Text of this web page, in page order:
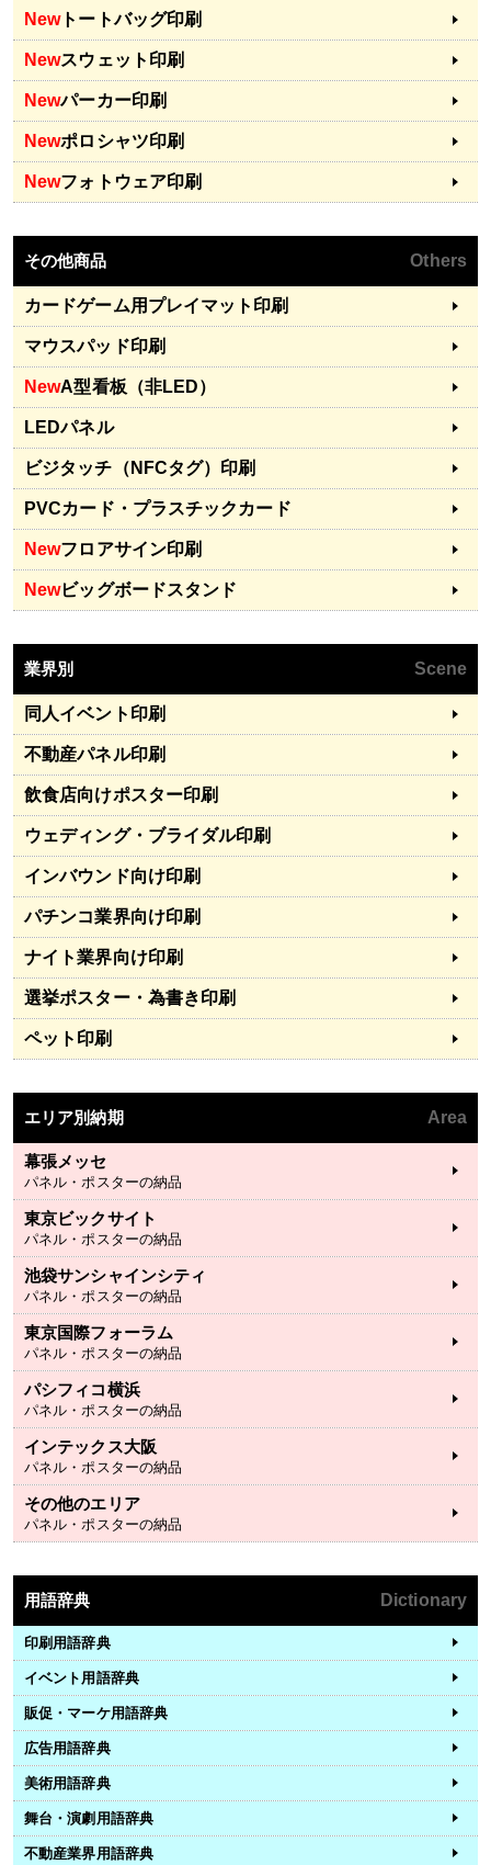
Newトートバッグ印刷
Newスウェット印刷
Newパーカー印刷
Newポロシャツ印刷
Newフォトウェア印刷
その他商品 Others
カードゲーム用プレイマット印刷
マウスパッド印刷
NewA型看板（非LED）
LEDパネル
ビジタッチ（NFCタグ）印刷
PVCカード・プラスチックカード
Newフロアサイン印刷
Newビッグボードスタンド
業界別 Scene
同人イベント印刷
不動産パネル印刷
飲食店向けポスター印刷
ウェディング・ブライダル印刷
インバウンド向け印刷
パチンコ業界向け印刷
ナイト業界向け印刷
選挙ポスター・為書き印刷
ペット印刷
エリア別納期 Area
幕張メッセ
パネル・ポスターの納品
東京ビックサイト
パネル・ポスターの納品
池袋サンシャインシティ
パネル・ポスターの納品
東京国際フォーラム
パネル・ポスターの納品
パシフィコ横浜
パネル・ポスターの納品
インテックス大阪
パネル・ポスターの納品
その他のエリア
パネル・ポスターの納品
用語辞典 Dictionary
印刷用語辞典
イベント用語辞典
販促・マーケ用語辞典
広告用語辞典
美術用語辞典
舞台・演劇用語辞典
不動産業界用語辞典